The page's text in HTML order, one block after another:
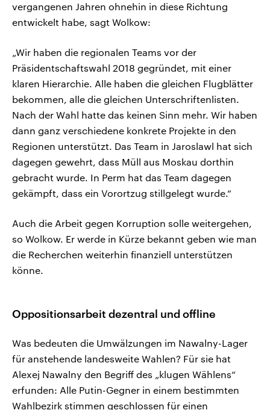
vergangenen Jahren ohnehin in diese Richtung
entwickelt habe, sagt Wolkow:
„Wir haben die regionalen Teams vor der
Präsidentschaftswahl 2018 gegründet, mit einer
klaren Hierarchie. Alle haben die gleichen Flugblätter
bekommen, alle die gleichen Unterschriftenlisten.
Nach der Wahl hatte das keinen Sinn mehr. Wir haben
dann ganz verschiedene konkrete Projekte in den
Regionen unterstützt. Das Team in Jaroslawl hat sich
dagegen gewehrt, dass Müll aus Moskau dorthin
gebracht wurde. In Perm hat das Team dagegen
gekämpft, dass ein Vorortzug stillgelegt wurde.“
Auch die Arbeit gegen Korruption solle weitergehen,
so Wolkow. Er werde in Kürze bekannt geben wie man
die Recherchen weiterhin finanziell unterstützen
könne.
Oppositionsarbeit dezentral und offline
Was bedeuten die Umwälzungen im Nawalny-Lager
für anstehende landesweite Wahlen? Für sie hat
Alexej Nawalny den Begriff des „klugen Wählens“
erfunden: Alle Putin-Gegner in einem bestimmten
Wahlbezirk stimmen geschlossen für einen